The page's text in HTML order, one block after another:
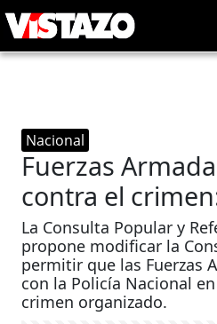
Nacional
Fuerzas
contra el
La Consulta Popular y
propone modificar la
permitir que las Fuerzas
con la Policía Nacional
crimen organizado.